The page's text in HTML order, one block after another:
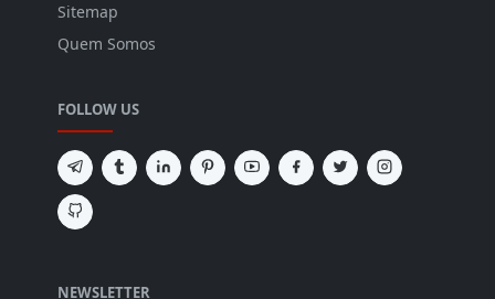
Sitemap
Quem Somos
FOLLOW US
NEWSLETTER